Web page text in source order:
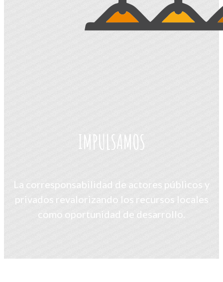
IMPULSAMOS
La corresponsabilidad de actores públicos y
privados revalorizando los recursos locales
como oportunidad de desarrollo.